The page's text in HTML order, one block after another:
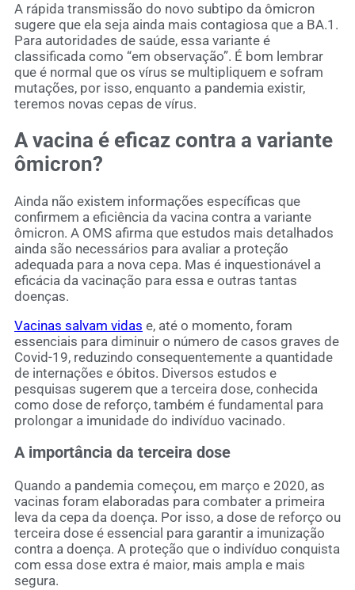
A rápida transmissão do novo subtipo da ômicron
sugere que ela seja ainda mais contagiosa que a BA.1.
Para autoridades de saúde, essa variante é
classificada como “em observação”. É bom lembrar
que é normal que os vírus se multipliquem e sofram
mutações, por isso, enquanto a pandemia existir,
teremos novas cepas de vírus.
A vacina é eficaz contra a variante
ômicron?
Ainda não existem informações específicas que
confirmem a eficiência da vacina contra a variante
ômicron. A OMS afirma que estudos mais detalhados
ainda são necessários para avaliar a proteção
adequada para a nova cepa. Mas é inquestionável a
eficácia da vacinação para essa e outras tantas
doenças.
Vacinas salvam vidas e, até o momento, foram
essenciais para diminuir o número de casos graves de
Covid-19, reduzindo consequentemente a quantidade
de internações e óbitos. Diversos estudos e
pesquisas sugerem que a terceira dose, conhecida
como dose de reforço, também é fundamental para
prolongar a imunidade do indivíduo vacinado.
A importância da terceira dose
Quando a pandemia começou, em março e 2020, as
vacinas foram elaboradas para combater a primeira
leva da cepa da doença. Por isso, a dose de reforço ou
terceira dose é essencial para garantir a imunização
contra a doença. A proteção que o indivíduo conquista
com essa dose extra é maior, mais ampla e mais
segura.